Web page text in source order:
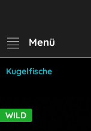
Menü
Kugelfische
WILD